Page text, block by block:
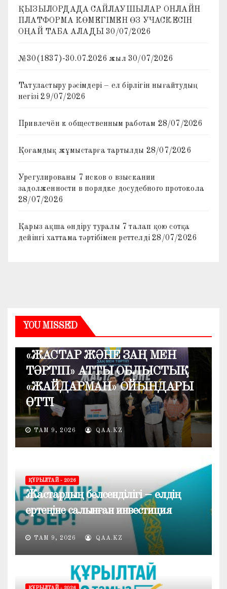
ҚЫЗЫЛОРДАДА САЙЛАУШЫЛАР ОНЛАЙН
ПЛАТФОРМА КӨМЕГІМЕН ӨЗ УЧАСКЕСІН
ОҢАЙ ТАБА АЛАДЫ 30/07/2026
№30(1837)-30.07.2026 жыл 30/07/2026
Татуластыру рәсімдері – ел бірлігін нығайтудың
негізі 29/07/2026
Привлечён к общественным работам 28/07/2026
Қоғамдық жұмыстарға тартылды 28/07/2026
Урегулированы 7 исков о взыскании
задолженности в порядке досудебного протокола
28/07/2026
Қарыз ақша өндіру туралы 7 талап қою сотқа
дейінгі хаттама тәртібімен реттелді 28/07/2026
YOU MISSED
«ЖАСТАР ЖӘНЕ ЗАҢ МЕН
ТӘРТІП» АТТЫ ОБЛЫСТЫҚ
«ЖАЙДАРМАН» ОЙЫНДАРЫ
ӨТТІ
ТАМ 9, 2026 QAA.KZ
ҚҰРЫЛТАЙ - 2026
Жастардың белсенділігі – елдің
ертеңіне салынған инвестиция
ТАМ 9, 2026 QAA.KZ
ҚҰРЫЛТАЙ - 2026